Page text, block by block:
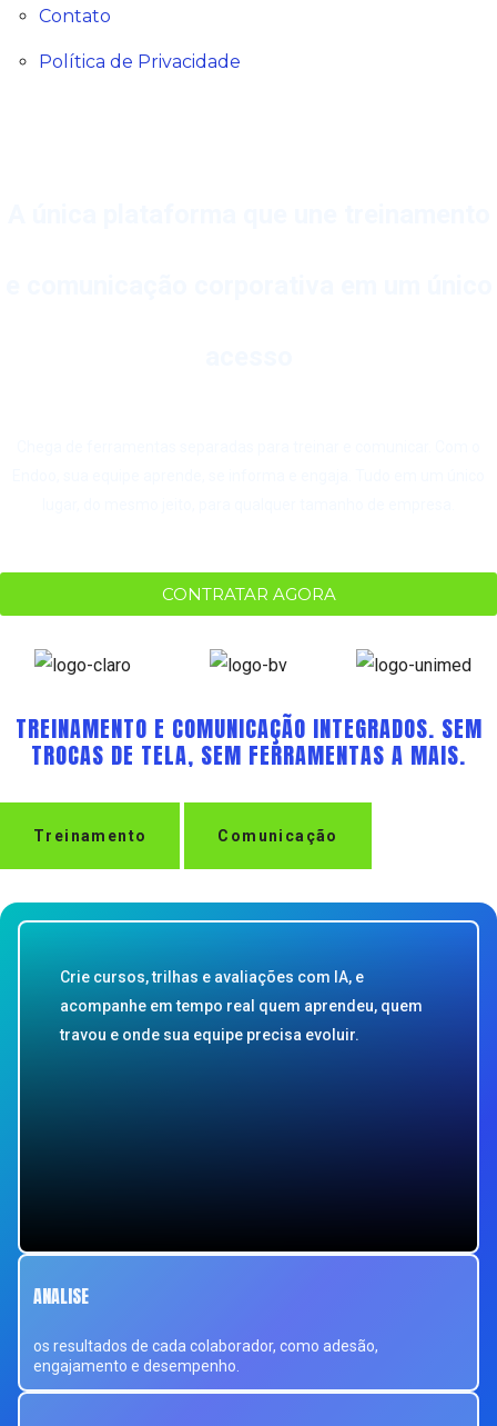
Contato
Política de Privacidade
CONTRATAR AGORA
TREINAMENTO E COMUNICAÇÃO INTEGRADOS. SEM
TROCAS DE TELA, SEM FERRAMENTAS A MAIS.
Treinamento Comunicação
Crie cursos, trilhas e avaliações com IA, e
acompanhe em tempo real quem aprendeu, quem
travou e onde sua equipe precisa evoluir.
ANALISE
os resultados de cada colaborador, como adesão,
engajamento e desempenho.